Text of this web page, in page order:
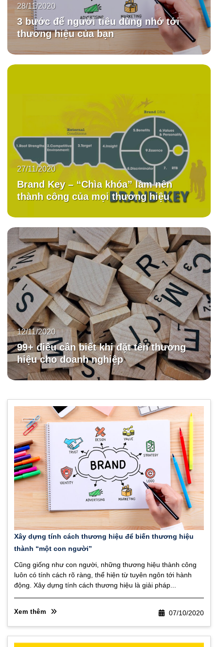
3 bước để người tiêu dùng nhớ tới
thương hiệu của bạn
28/11/2020
Brand Key – “Chìa khóa” làm nên
thành công của mọi thương hiệu
27/11/2020
99+ điều cần biết khi đặt tên thương
hiệu cho doanh nghiệp
12/11/2020
Xây dựng tính cách thương hiệu để biến thương hiệu
thành “một con người”
07/10/2020
Cũng giống như con người, những thương hiệu thành công
luôn có tính cách rõ ràng, thể hiện từ tuyên ngôn tới hành
động. Xây dựng tính cách thương hiệu là giải pháp...
Xem thêm